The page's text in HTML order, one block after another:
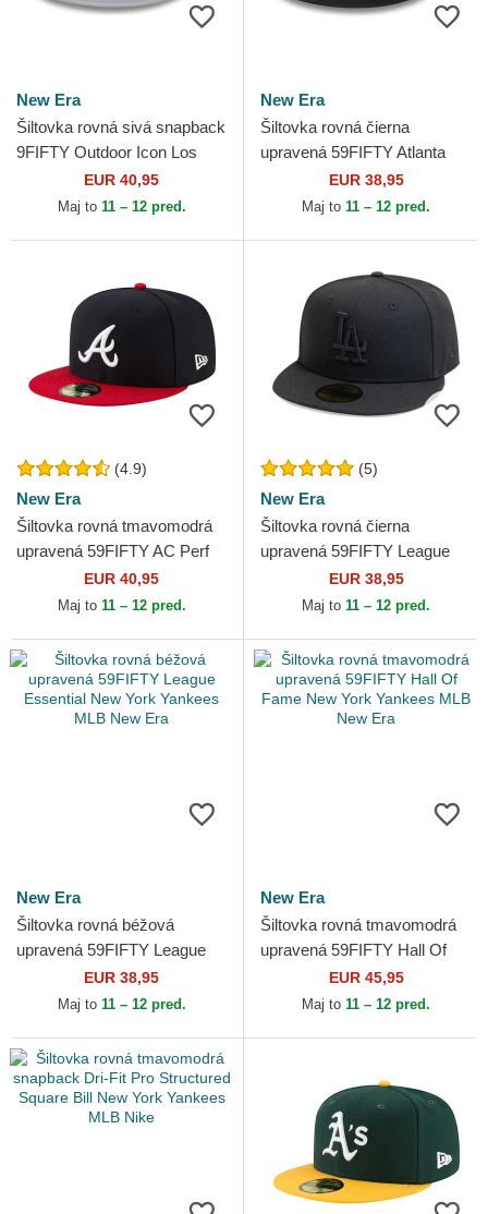
New Era
Šiltovka rovná sivá snapback
9FIFTY Outdoor Icon Los
Angeles Dodgers MLB New
EUR 40,95
Maj to 11 – 12 pred.
New Era
Šiltovka rovná čierna
upravená 59FIFTY Atlanta
Braves MLB New Era
EUR 38,95
Maj to 11 – 12 pred.
(4.9)
New Era
Šiltovka rovná tmavomodrá
upravená 59FIFTY AC Perf
Atlanta Braves MLB New Era
EUR 40,95
Maj to 11 – 12 pred.
(5)
New Era
Šiltovka rovná čierna
upravená 59FIFTY League
Essential Los Angeles
Dodgers MLB New Era
EUR 38,95
Maj to 11 – 12 pred.
New Era
Šiltovka rovná béžová
upravená 59FIFTY League
Essential New York Yankees
MLB New Era
EUR 38,95
Maj to 11 – 12 pred.
New Era
Šiltovka rovná tmavomodrá
upravená 59FIFTY Hall Of
Fame New York Yankees
MLB New Era
EUR 45,95
Maj to 11 – 12 pred.